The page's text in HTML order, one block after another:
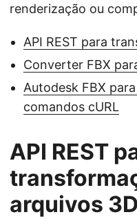
renderização ou
API REST para
Converter FBX
Autodesk FBX
comandos cURL
API REST
arquivos 3D